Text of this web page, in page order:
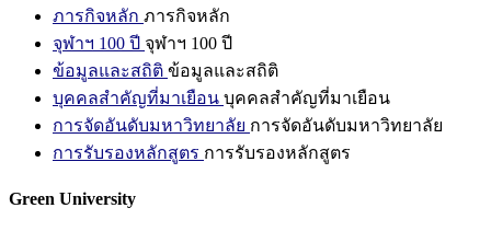
ภารกิจหลัก ภารกิจหลัก
จุฬาฯ 100 ปี จุฬาฯ 100 ปี
ข้อมูลและสถิติ ข้อมูลและสถิติ
บุคคลสำคัญที่มาเยือน บุคคลสำคัญที่มาเยือน
การจัดอันดับมหาวิทยาลัย การจัดอันดับมหาวิทยาลัย
การรับรองหลักสูตร การรับรองหลักสูตร
Green University